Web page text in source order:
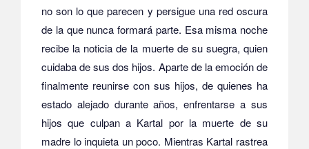
no son lo que parecen y persigue una red oscura
de la que nunca formará parte. Esa misma noche
recibe la noticia de la muerte de su suegra, quien
cuidaba de sus dos hijos. Aparte de la emoción de
finalmente reunirse con sus hijos, de quienes ha
estado alejado durante años, enfrentarse a sus
hijos que culpan a Kartal por la muerte de su
madre lo inquieta un poco. Mientras Kartal rastrea